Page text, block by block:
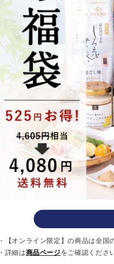
・【オンライン限定】の商品は全国
・詳細は商品ページをご確認くださ